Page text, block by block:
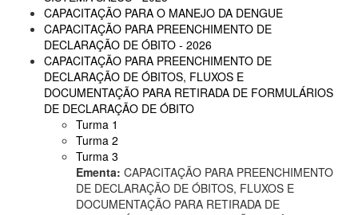
CAPACITAÇÃO PARA O MANEJO DA DENGUE
CAPACITAÇÃO PARA PREENCHIMENTO DE
DECLARAÇÃO DE ÓBITO - 2026
CAPACITAÇÃO PARA PREENCHIMENTO DE
DECLARAÇÃO DE ÓBITOS, FLUXOS E
DOCUMENTAÇÃO PARA RETIRADA DE FORMULÁRIOS
DE DECLARAÇÃO DE ÓBITO
Turma 1
Turma 2
Turma 3
Ementa: CAPACITAÇÃO PARA PREENCHIMENTO
DE DECLARAÇÃO DE ÓBITOS, FLUXOS E
DOCUMENTAÇÃO PARA RETIRADA DE